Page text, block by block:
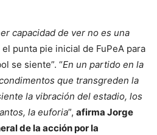
capacidad de ver no es una
el punta pie inicial de FuPeA para
se siente”. “En un partido en la
que transgreden la
la vibración del estadio, los
la euforia”, afirma Jorge
de la acción por la